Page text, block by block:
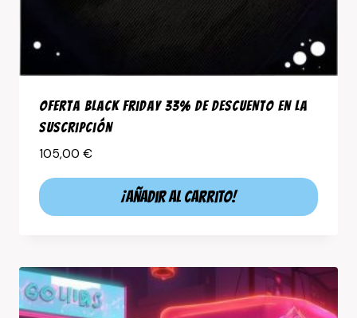
Oferta Black Friday 33% de descuento en la
suscripción
105,00 €
¡Añadir al carrito!